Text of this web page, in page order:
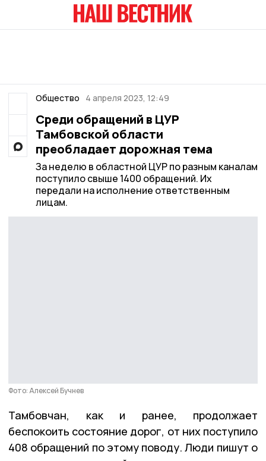
Общество 4 апреля 2023, 12:49
Среди обращений в ЦУР
Тамбовской области
преобладает дорожная тема
За неделю в областной ЦУР по разным каналам
поступило свыше 1400 обращений. Их
передали на исполнение ответственным
лицам.
Фото: Алексей Бучнев
Тамбовчан, как и ранее, продолжает
беспокоить состояние дорог, от них поступило
408 обращений по этому поводу. Люди пишут о